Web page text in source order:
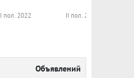
I пол. 2022 II пол. 2022
Объявлений